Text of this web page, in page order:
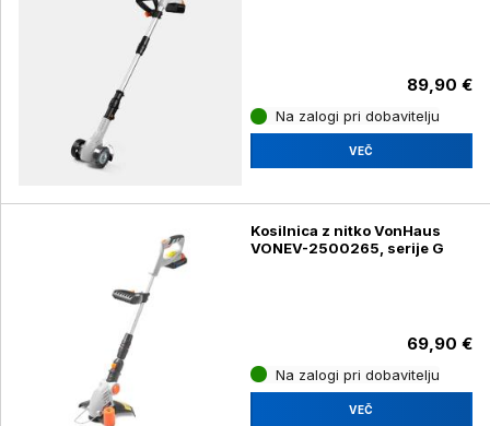
89,90 €
Na zalogi pri dobavitelju
VEČ
Kosilnica z nitko VonHaus
VONEV-2500265, serije G
69,90 €
Na zalogi pri dobavitelju
VEČ